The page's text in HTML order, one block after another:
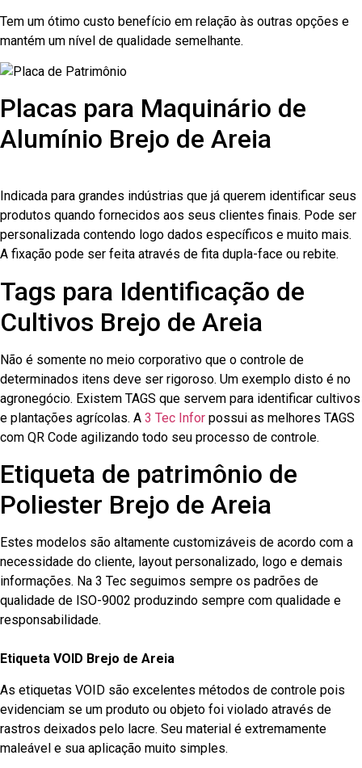
Tem um ótimo custo benefício em relação às outras opções e
mantém um nível de qualidade semelhante.
Placas para Maquinário de
Alumínio Brejo de Areia
Indicada para grandes indústrias que já querem identificar seus
produtos quando fornecidos aos seus clientes finais. Pode ser
personalizada contendo logo dados específicos e muito mais.
A fixação pode ser feita através de fita dupla-face ou rebite.
Tags para Identificação de
Cultivos Brejo de Areia
Não é somente no meio corporativo que o controle de
determinados itens deve ser rigoroso. Um exemplo disto é no
agronegócio. Existem TAGS que servem para identificar cultivos
e plantações agrícolas. A 3 Tec Infor possui as melhores TAGS
com QR Code agilizando todo seu processo de controle.
Etiqueta de patrimônio de
Poliester Brejo de Areia
Estes modelos são altamente customizáveis de acordo com a
necessidade do cliente, layout personalizado, logo e demais
informações. Na 3 Tec seguimos sempre os padrões de
qualidade de ISO-9002 produzindo sempre com qualidade e
responsabilidade.
Etiqueta VOID Brejo de Areia
As etiquetas VOID são excelentes métodos de controle pois
evidenciam se um produto ou objeto foi violado através de
rastros deixados pelo lacre. Seu material é extremamente
maleável e sua aplicação muito simples.